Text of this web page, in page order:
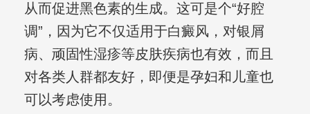
从而促进黑色素的生成。这可是个“好腔
调”，因为它不仅适用于白癜风，对银屑
病、顽固性湿疹等皮肤疾病也有效，而且
对各类人群都友好，即便是孕妇和儿童也
可以考虑使用。